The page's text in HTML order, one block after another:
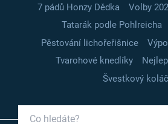
7 pádů Honzy Dědka
Volby
Tatarák podle Pohlreicha
Pěstování lichořeřišnice
Tvarohové knedlíky
Švestkový koláč